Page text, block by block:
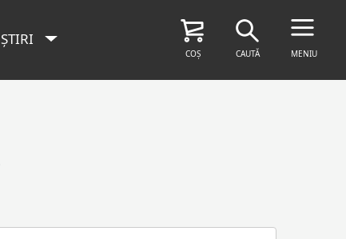
ȘTIRI
COȘ CAUTĂ MENIU